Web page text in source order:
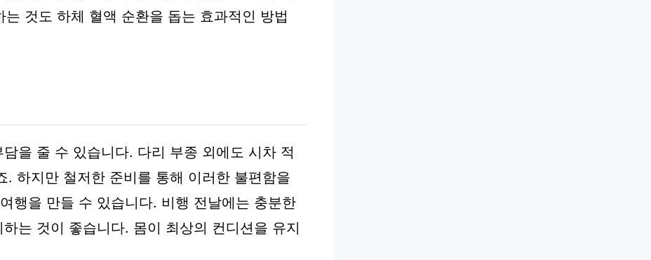
는 것도 하체 혈액 순환을 돕는 효과적인 방법
을 줄 수 있습니다. 다리 부종 외에도 시차 적
. 하지만 철저한 준비를 통해 이러한 불편함을
행을 만들 수 있습니다. 비행 전날에는 충분한
는 것이 좋습니다. 몸이 최상의 컨디션을 유지